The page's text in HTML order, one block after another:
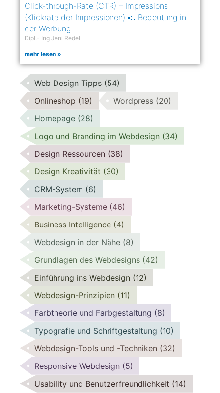
Click-through-Rate (CTR) – Impressions
(Klickrate der Impressionen) 📣 Bedeutung in
der Werbung
Dipl.- Ing Jeni Redel
mehr lesen »
Web Design Tipps (54)
Onlineshop (19) Wordpress (20)
Homepage (28)
Logo und Branding im Webdesign (34)
Design Ressourcen (38)
Design Kreativität (30)
CRM-System (6)
Marketing-Systeme (46)
Business Intelligence (4)
Webdesign in der Nähe (8)
Grundlagen des Webdesigns (42)
Einführung ins Webdesign (12)
Webdesign-Prinzipien (11)
Farbtheorie und Farbgestaltung (8)
Typografie und Schriftgestaltung (10)
Webdesign-Tools und -Techniken (32)
Responsive Webdesign (5)
Usability und Benutzerfreundlichkeit (14)